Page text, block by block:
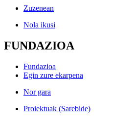
Zuzenean
Nola ikusi
FUNDAZIOA
Fundazioa
Egin zure ekarpena
Nor gara
Proiektuak (Sarebide)